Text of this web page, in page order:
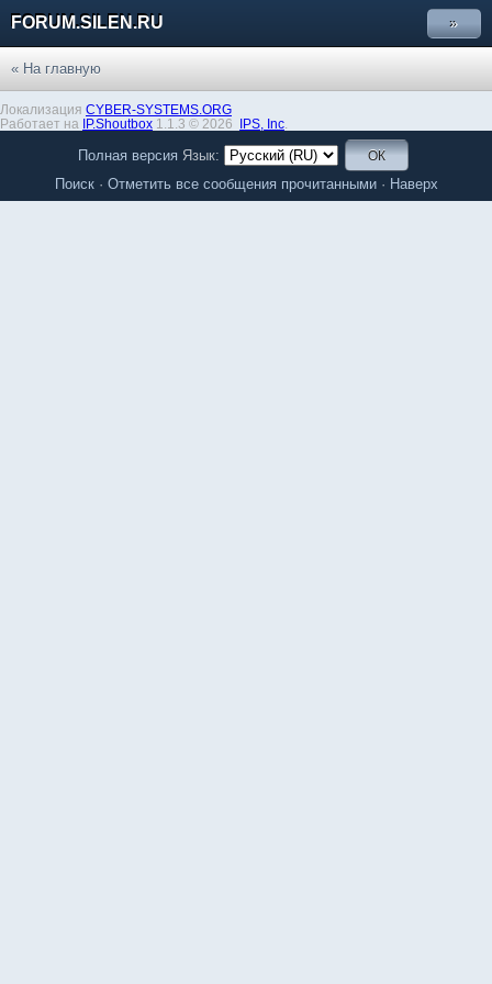
FORUM.SILEN.RU »
« На главную
Локализация CYBER-SYSTEMS.ORG
Работает на IP.Shoutbox 1.1.3 © 2026 IPS, Inc
Полная версия Язык:
Поиск· Отметить все сообщения прочитанными· Наверх